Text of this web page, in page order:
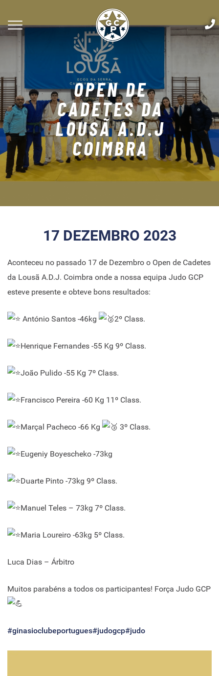
OPEN DE
CADETES DA
LOUSÃ A.D.J
COIMBRA
17 DEZEMBRO 2023
Aconteceu no passado 17 de Dezembro o Open de Cadetes
da Lousã A.D.J. Coimbra onde a nossa equipa Judo GCP
esteve presente e obteve bons resultados:
António Santos -46kg 2º Class.
Henrique Fernandes -55 Kg 9º Class.
João Pulido -55 Kg 7º Class.
Francisco Pereira -60 Kg 11º Class.
Marçal Pacheco -66 Kg 3º Class.
Eugeniy Boyescheko -73kg
Duarte Pinto -73kg 9º Class.
Manuel Teles – 73kg 7º Class.
Maria Loureiro -63kg 5º Class.
Luca Dias – Árbitro
Muitos parabéns a todos os participantes! Força Judo GCP
#ginasioclubeportugues#judogcp#judo